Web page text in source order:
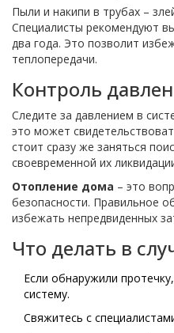
Пыли и накипи в трубах –
Специалисты рекомендуют
два года. Это позволит
теплопередачи.
Контроль
Следите за давлением в
это может
стоит сразу же заняться
своевременной их
Отопление дома – это
безопасности. Правильное
избежать непредвиденных
Что делать в
Если обнаружили
систему.
Свяжитесь с